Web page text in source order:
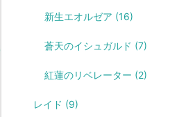
新生エオルゼア (16)
蒼天のイシュガルド (7)
紅蓮のリベレーター (2)
レイド (9)